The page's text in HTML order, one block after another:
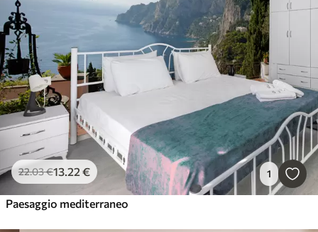
22.03€13.22 € 1
Paesaggio mediterraneo